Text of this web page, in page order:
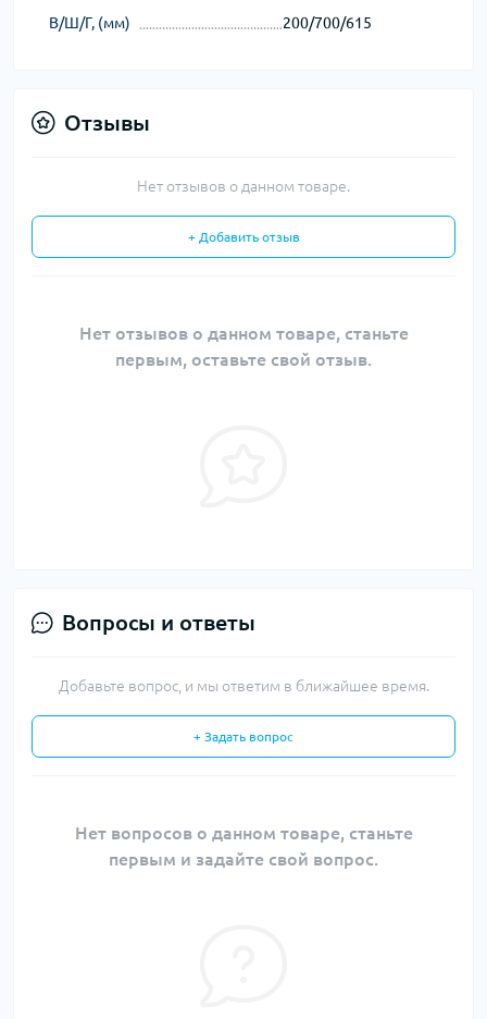
В/Ш/Г, (мм) 200/700/615
Отзывы
Нет отзывов о данном товаре.
+ Добавить отзыв
Нет отзывов о данном товаре, станьте
первым, оставьте свой отзыв.
Вопросы и ответы
Добавьте вопрос, и мы ответим в ближайшее время.
+ Задать вопрос
Нет вопросов о данном товаре, станьте
первым и задайте свой вопрос.